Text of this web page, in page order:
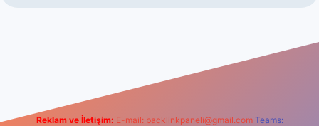
Reklam ve İletişim: E-mail: backlinkpaneli@gmail.com Teams: